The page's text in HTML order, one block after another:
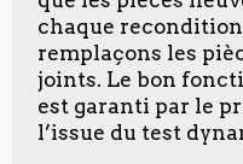
chaque
remplaçons les
joints. Le bon
est garanti par le
l’issue du test